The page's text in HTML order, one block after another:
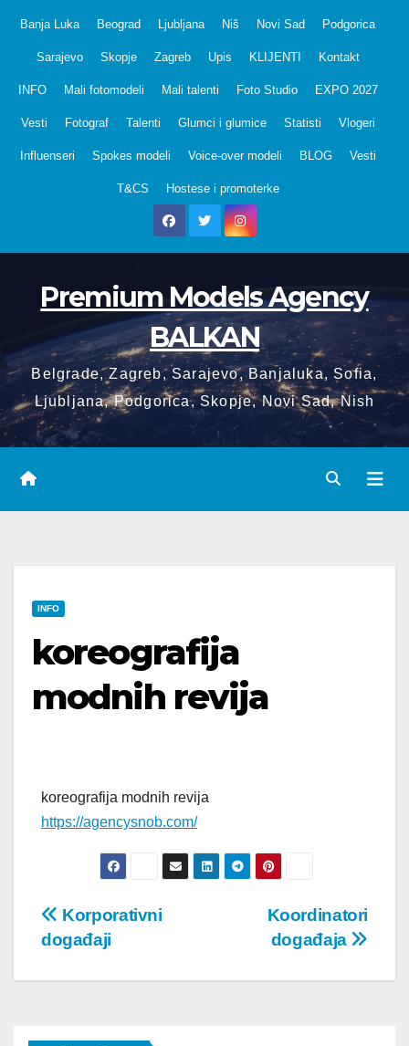
Banja Luka Beograd Ljubljana Niš Novi Sad Podgorica
Sarajevo Skopje Zagreb Upis KLIJENTI Kontakt
INFO Mali fotomodeli Mali talenti Foto Studio EXPO 2027
Vesti Fotograf Talenti Glumci i glumice Statisti Vlogeri
Influenseri Spokes modeli Voice-over modeli BLOG Vesti
T&CS Hostese i promoterke
Premium Models Agency
BALKAN
Belgrade, Zagreb, Sarajevo, Banjaluka, Sofia,
Ljubljana, Podgorica, Skopje, Novi Sad, Nish
INFO
koreografija
modnih revija
koreografija modnih revija
https://agencysnob.com/
Post
navigation
Koordinatori
događaja
Korporativni
događaji